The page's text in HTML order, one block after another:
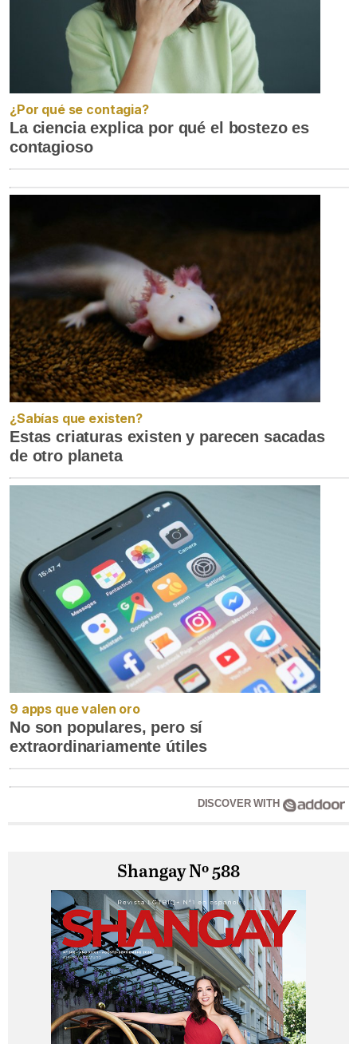
¿Por qué se contagia?
La ciencia explica por qué el bostezo es
contagioso
¿Sabías que existen?
Estas criaturas existen y parecen sacadas
de otro planeta
9 apps que valen oro
No son populares, pero sí
extraordinariamente útiles
DISCOVER WITH
Shangay Nº 588